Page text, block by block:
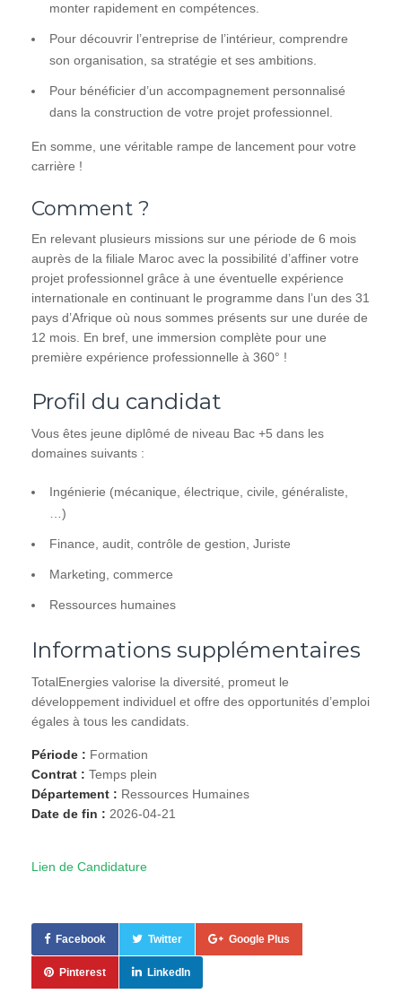
monter rapidement en compétences.
Pour découvrir l’entreprise de l’intérieur, comprendre
son organisation, sa stratégie et ses ambitions.
Pour bénéficier d’un accompagnement personnalisé
dans la construction de votre projet professionnel.
En somme, une véritable rampe de lancement pour votre
carrière !
Comment ?
En relevant plusieurs missions sur une période de 6 mois
auprès de la filiale Maroc avec la possibilité d’affiner votre
projet professionnel grâce à une éventuelle expérience
internationale en continuant le programme dans l’un des 31
pays d’Afrique où nous sommes présents sur une durée de
12 mois. En bref, une immersion complète pour une
première expérience professionnelle à 360° !
Profil du candidat
Vous êtes jeune diplômé de niveau Bac +5 dans les
domaines suivants :
Ingénierie (mécanique, électrique, civile, généraliste,
…)
Finance, audit, contrôle de gestion, Juriste
Marketing, commerce
Ressources humaines
Informations supplémentaires
TotalEnergies valorise la diversité, promeut le
développement individuel et offre des opportunités d’emploi
égales à tous les candidats.
Période : Formation
Contrat : Temps plein
Département : Ressources Humaines
Date de fin : 2026-04-21
Lien de Candidature
Facebook Twitter Google Plus
Pinterest LinkedIn